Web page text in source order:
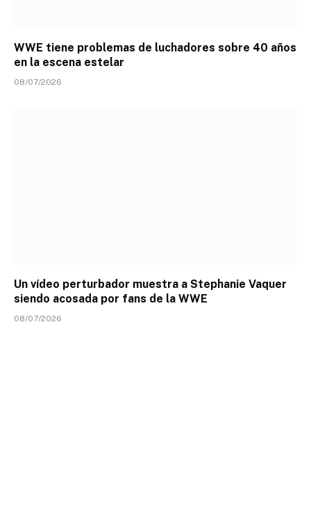
WWE tiene problemas de luchadores sobre 40 años
en la escena estelar
08/07/2026
Un vídeo perturbador muestra a Stephanie Vaquer
siendo acosada por fans de la WWE
08/07/2026